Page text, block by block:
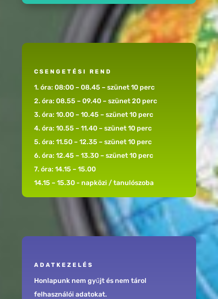
CSENGETÉSI REND
1. óra: 08:00 – 08.45 – szünet 10 perc
2. óra: 08.55 – 09.40 – szünet 20 perc
3. óra: 10.00 – 10.45 – szünet 10 perc
4. óra: 10.55 – 11.40 – szünet 10 perc
5. óra: 11.50 – 12.35 – szünet 10 perc
6. óra: 12.45 – 13.30 – szünet 10 perc
7. óra: 14.15 – 15.00
14.15 – 15.30 - napközi / tanulószoba
ADATKEZELÉS
Honlapunk nem gyűjt és nem tárol
felhasználói adatokat.